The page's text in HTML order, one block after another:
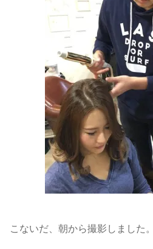
こないだ、朝から撮影しました。